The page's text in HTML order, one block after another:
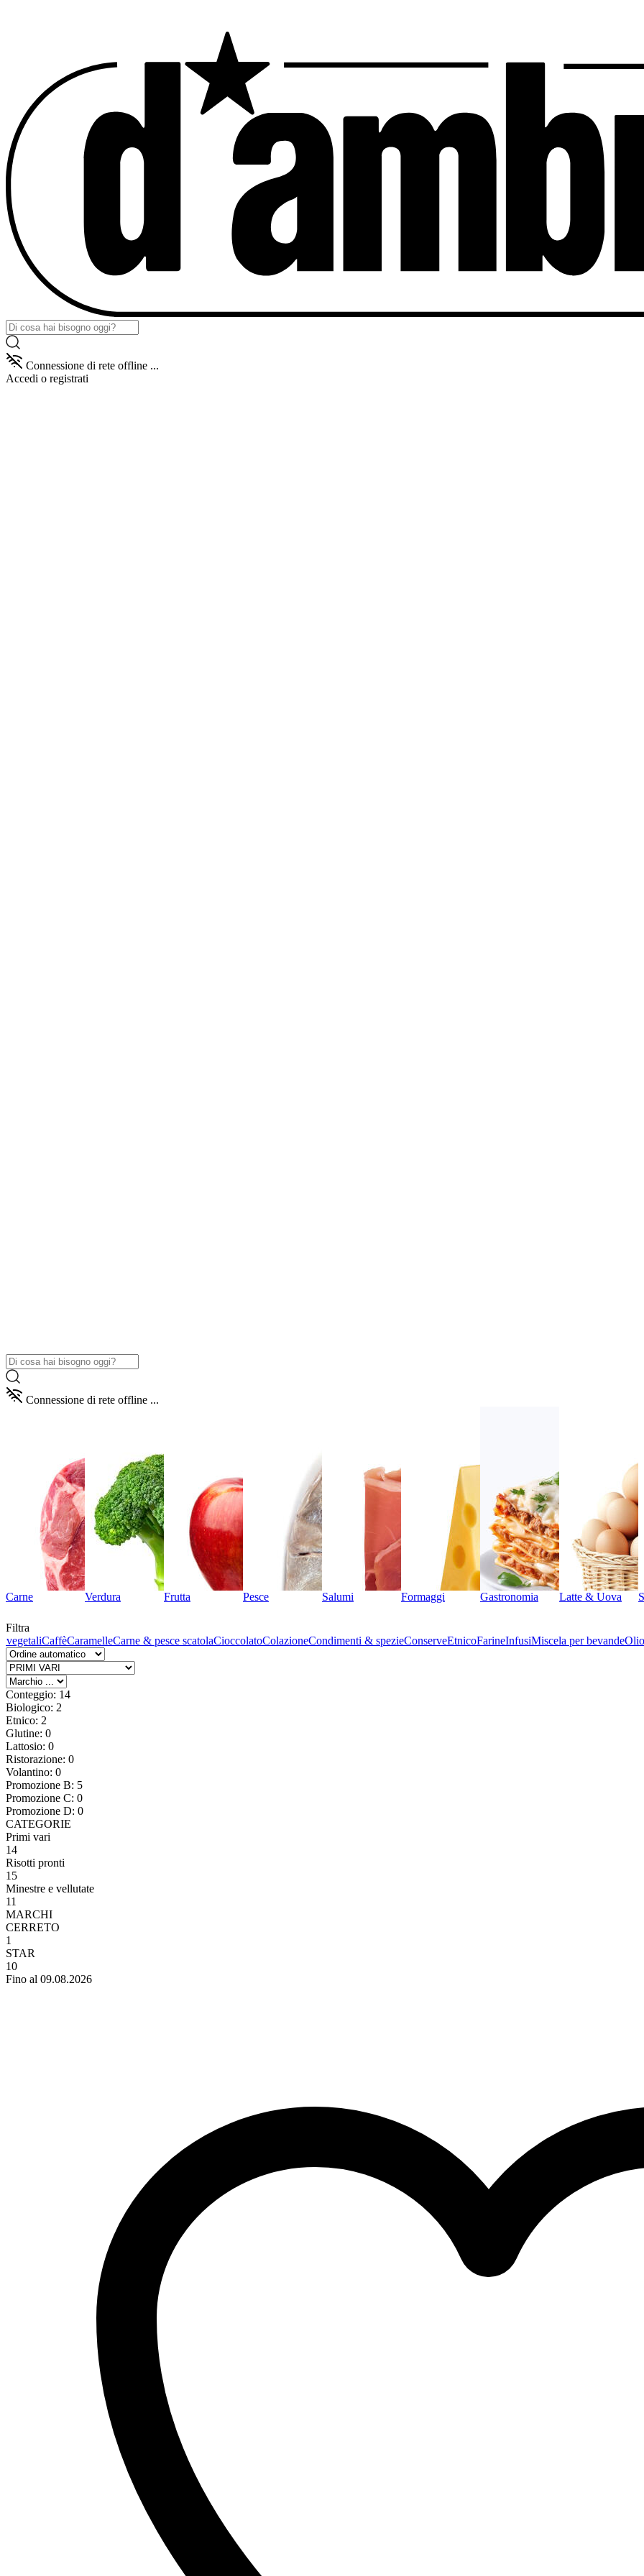
Connessione di rete offline ...
Accedi o registrati
Connessione di rete offline ...
Carne Verdura Frutta Pesce Salumi Formaggi Gastronomia Latte & Uova
Filtra
vegetaliCaffèCaramelleCarne & pesce scatolaCioccolatoColazioneCondimenti & spezieConserveEtnicoFarineInfusiMiscela per bevandeOlio
Conteggio: 14
Biologico: 2
Etnico: 2
Glutine: 0
Lattosio: 0
Ristorazione: 0
Volantino: 0
Promozione B: 5
Promozione C: 0
Promozione D: 0
CATEGORIE
Primi vari
14
Risotti pronti
15
Minestre e vellutate
11
MARCHI
CERRETO
1
STAR
10
Fino al 09.08.2026